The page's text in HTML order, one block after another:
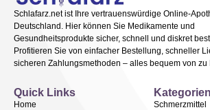
Schlafarz.net ist Ihre vertrauenswürdige Online-
Deutschland. Hier können Sie Medikamente und
Gesundheitsprodukte sicher, schnell und diskret
Profitieren Sie von einfacher Bestellung, schneller
sicheren Zahlungsmethoden – alles bequem von zu
Kategorien
Schmerzmittel
Quick Links
Home